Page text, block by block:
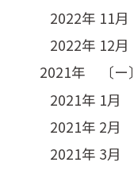
2022年 11月
2022年 12月
2021年 〔ー〕
2021年 1月
2021年 2月
2021年 3月